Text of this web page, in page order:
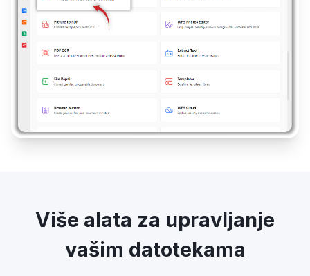
Više alata za upravljanje
vašim datotekama